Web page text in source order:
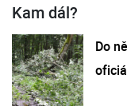
Kam dál?
Do